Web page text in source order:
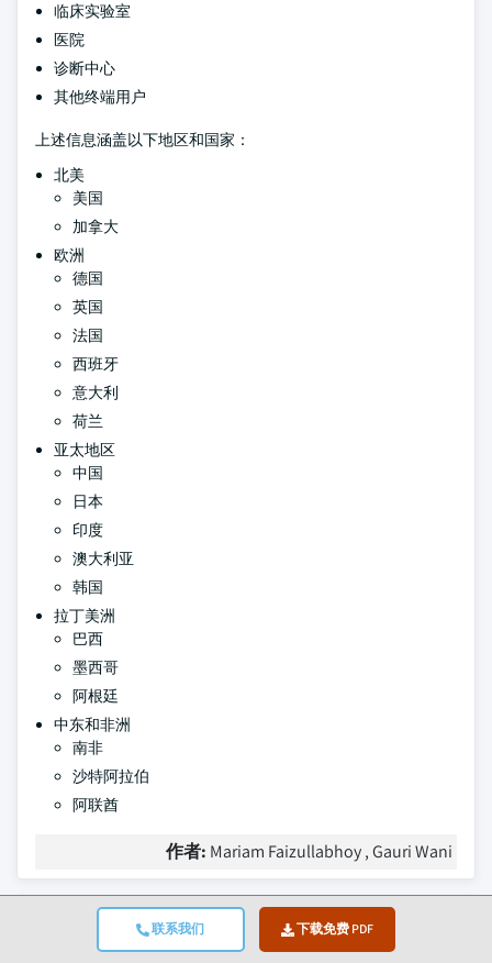
联系我们 下载免费 PDF
临床实验室
医院
诊断中心
其他终端用户
上述信息涵盖以下地区和国家：
北美
美国
加拿大
欧洲
德国
英国
法国
西班牙
意大利
荷兰
亚太地区
中国
日本
印度
澳大利亚
韩国
拉丁美洲
巴西
墨西哥
阿根廷
中东和非洲
南非
沙特阿拉伯
阿联酋
作者: Mariam Faizullabhoy , Gauri Wani
常见问题(FAQ):